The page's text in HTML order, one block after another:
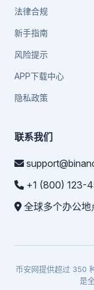
法律合规
新手指南
风险提示
APP下载中心
隐私政策
联系我们
+1 (800) 123-
全球多个办公地
币安网提供超过 350
是